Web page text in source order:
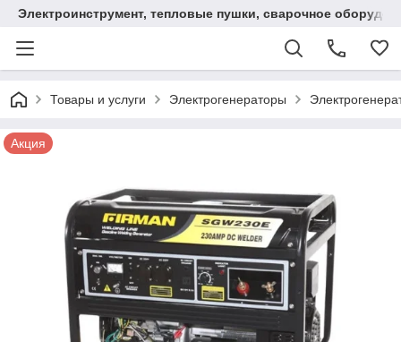
Электроинструмент, тепловые пушки, сварочное
Товары и услуги Электрогенераторы
Акция